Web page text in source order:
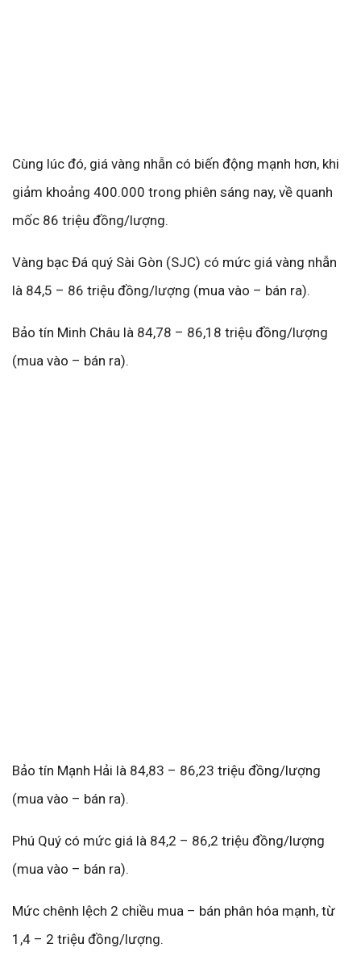
Cùng lúc đó, giá vàng nhẫn có biến động mạnh hơn, khi
giảm khoảng 400.000 trong phiên sáng nay, về quanh
mốc 86 triệu đồng/lượng.
Vàng bạc Đá quý Sài Gòn (SJC) có mức giá vàng nhẫn
là 84,5 – 86 triệu đồng/lượng (mua vào – bán ra).
Bảo tín Minh Châu là 84,78 – 86,18 triệu đồng/lượng
(mua vào – bán ra).
Bảo tín Mạnh Hải là 84,83 – 86,23 triệu đồng/lượng
(mua vào – bán ra).
Phú Quý có mức giá là 84,2 – 86,2 triệu đồng/lượng
(mua vào – bán ra).
Mức chênh lệch 2 chiều mua – bán phân hóa mạnh, từ
1,4 – 2 triệu đồng/lượng.